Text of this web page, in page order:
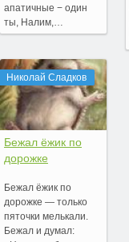
апатичные − один
ты, Налим,…
Николай Сладков
Бежал ёжик по
дорожке
Бежал ёжик по
дорожке — только
пяточки мелькали.
Бежал и думал: